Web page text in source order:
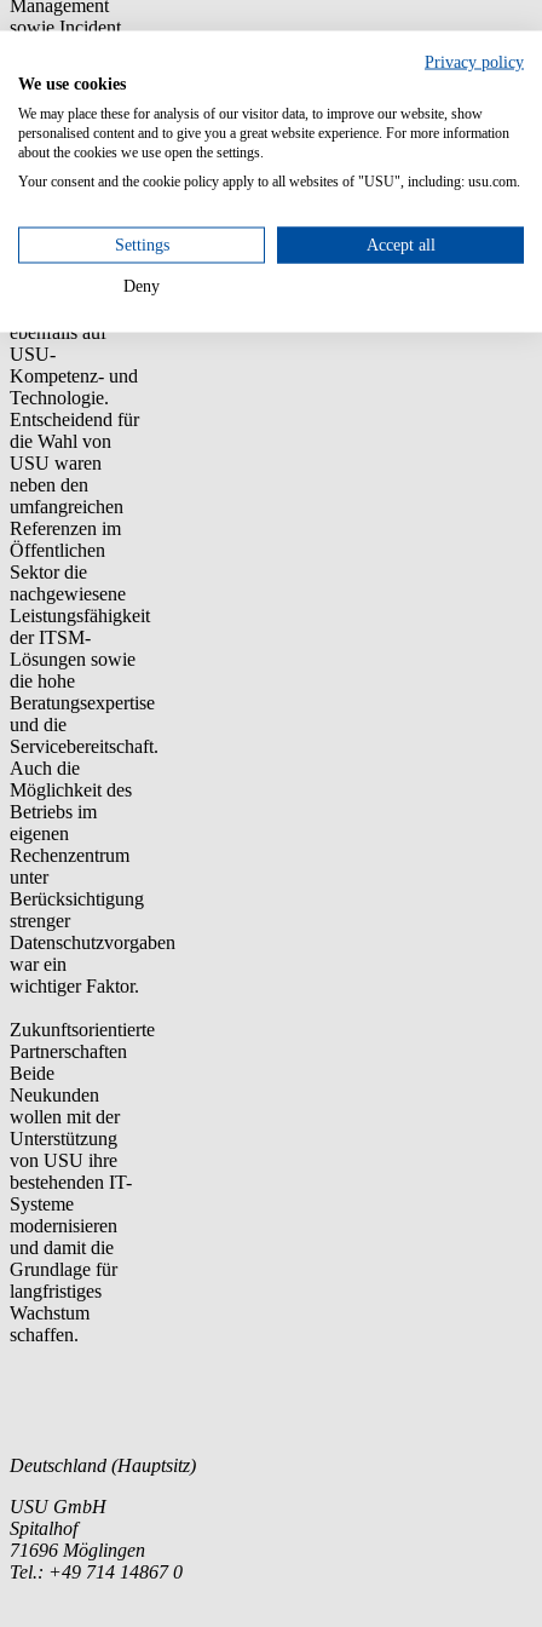
Management
sowie Incident,
Management
eingeführt.
ITSM für
Behördenlösungen
Systemhaus, das
Lösungen für die
Öffentliche
ebenfalls auf
USU-
Kompetenz- und
Technologie.
Entscheidend für
die Wahl von
USU waren
neben den
umfangreichen
Referenzen im
Öffentlichen
Sektor die
nachgewiesene
Leistungsfähigkeit
der ITSM-
Lösungen sowie
die hohe
Beratungsexpertise
und die
Servicebereitschaft.
Auch die
Möglichkeit des
Betriebs im
eigenen
Rechenzentrum
unter
Berücksichtigung
strenger
Datenschutzvorgaben
war ein
wichtiger Faktor.
Zukunftsorientierte
Partnerschaften
Beide
Neukunden
wollen mit der
Unterstützung
von USU ihre
bestehenden IT-
Systeme
modernisieren
und damit die
Grundlage für
langfristiges
Wachstum
schaffen.
Deutschland (Hauptsitz)
USU GmbH
Spitalhof
71696 Möglingen
Tel.: +49 714 14867 0
Privacy policy
We use cookies
We may place these for analysis of our visitor data, to improve our website, show
personalised content and to give you a great website experience. For more information
about the cookies we use open the settings.
Your consent and the cookie policy apply to all websites of "USU", including: usu.com.
Settings Accept all
Deny